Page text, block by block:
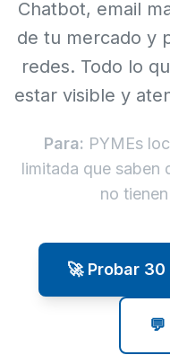
Chatbot, email
de tu mercado y
redes. Todo lo
estar visible y
Para: PYMEs
limitada que saben
no
🚀 Probar